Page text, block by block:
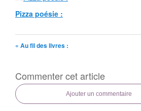
Pizza poésie :
« Au fil des livres :
Commenter cet article
Ajouter un commentaire